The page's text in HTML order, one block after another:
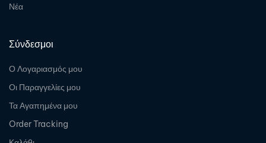
Νέα
Σύνδεσμοι
Ο Λογαριασμός μου
Οι Παραγγελίες μου
Τα Αγαπημένα μου
Order Tracking